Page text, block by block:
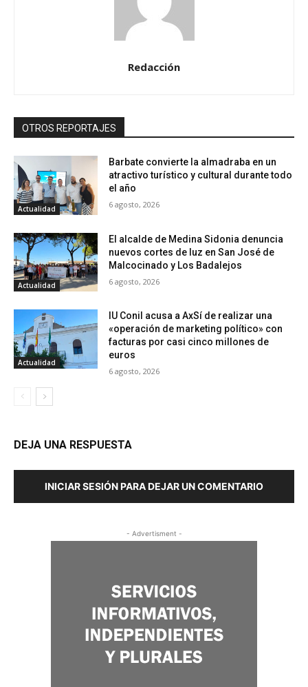
Redacción
OTROS REPORTAJES
Actualidad
Barbate convierte la almadraba en un
atractivo turístico y cultural durante todo
el año
6 agosto, 2026
Actualidad
El alcalde de Medina Sidonia denuncia
nuevos cortes de luz en San José de
Malcocinado y Los Badalejos
6 agosto, 2026
Actualidad
IU Conil acusa a AxSí de realizar una
«operación de marketing político» con
facturas por casi cinco millones de
euros
6 agosto, 2026
DEJA UNA RESPUESTA
INICIAR SESIÓN PARA DEJAR UN COMENTARIO
- Advertisment -